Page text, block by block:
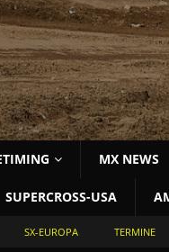
MX NEWS
SUPERCROSS-USA
SX-EUROPA TERMINE